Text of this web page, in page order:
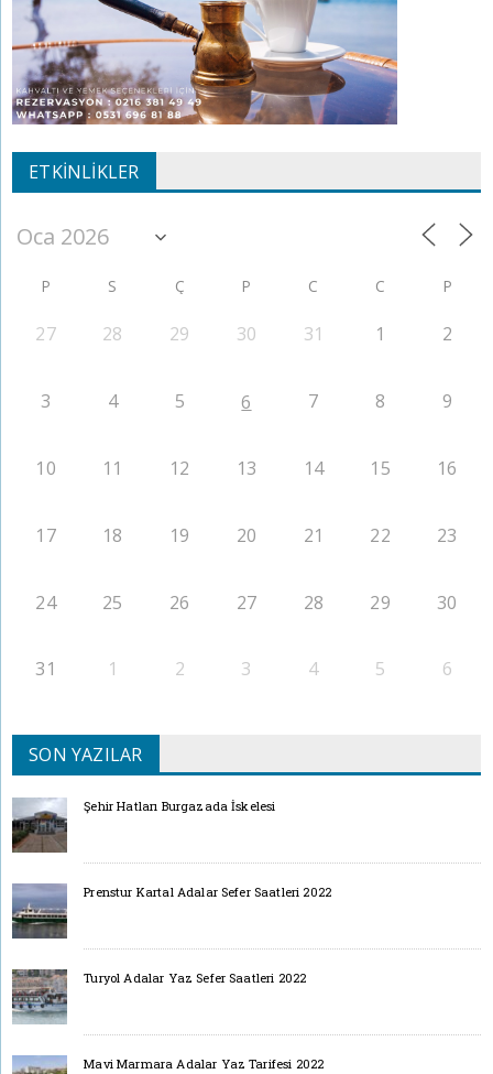
ETKINLIKLER
P S Ç P C C P
27 28 29 30 31 1 2
3 4 5 6 7 8 9
10 11 12 13 14 15 16
17 18 19 20 21 22 23
24 25 26 27 28 29 30
31 1 2 3 4 5 6
SON YAZILAR
Şehir Hatları Burgazada İskelesi
Prenstur Kartal Adalar Sefer Saatleri 2022
Turyol Adalar Yaz Sefer Saatleri 2022
Mavi Marmara Adalar Yaz Tarifesi 2022